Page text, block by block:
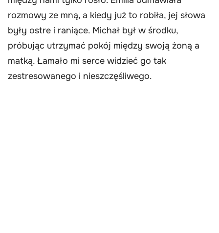
rozmowy ze mną, a kiedy już to robiła, jej słowa
były ostre i raniące. Michał był w środku,
próbując utrzymać pokój między swoją żoną a
matką. Łamało mi serce widzieć go tak
zestresowanego i nieszczęśliwego.